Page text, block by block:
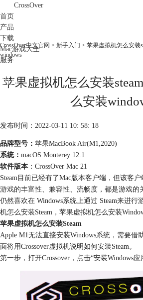
CrossOver
首页
产品
下载
Mac游戏大全
服务
购买
CrossOver中文官网 > 新手入门 > 苹果虚拟机怎么安装
windows
苹果虚拟机怎么安装
么安装
发布时间：2022-03-11 10: 58: 18
品牌型号： 苹果MacBook Air(M1,2020)
系统： macOS Monterey 12.1
软件版本：CrossOver Mac 21
Steam目前已经有了Mac版本客户端，但该客户
游戏的丰富性、兼容性、流畅度，都是游戏的
仍然喜欢在 Windows系统上通过 Steam来进行
机怎么安装Steam，苹果虚拟机怎么安装
苹果虚拟机怎么安装Steam
Apple M1无法直接安装Windows系统，需要借
面将用Crossover虚拟机说明如何安装Steam。
第一步，打开Crossover，点击“安装Windows应